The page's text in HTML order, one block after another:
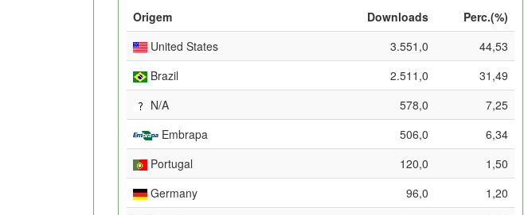
Origem Downloads
Perc.(%)
United States
3.551,0
44,53
Brazil
2.511,0
31,49
N/A
578,0
7,25
Embrapa
506,0
6,34
Portugal
120,0
1,50
Germany
96,0
1,20